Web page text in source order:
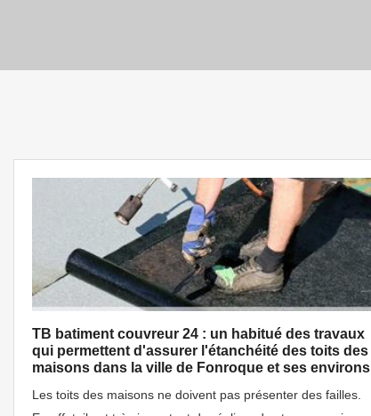
TB batiment couvreur 24 : un habitué des travaux
qui permettent d'assurer l'étanchéité des toits des
maisons dans la ville de Fonroque et ses environs
Les toits des maisons ne doivent pas présenter des failles.